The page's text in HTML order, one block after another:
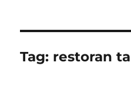
Tag: restoran